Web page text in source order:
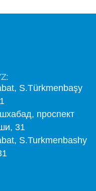
S.Türkmenbaşy
проспект
31
S.Turkmenbashy